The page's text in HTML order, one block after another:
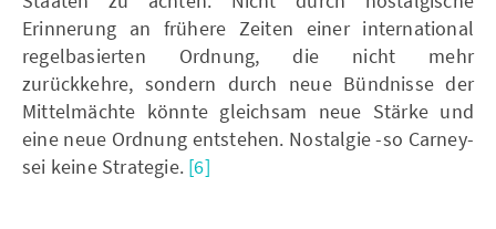
Erinnerung an frühere Zeiten einer international
regelbasierten Ordnung, die nicht mehr
zurückkehre, sondern durch neue Bündnisse der
Mittelmächte könnte gleichsam neue Stärke und
eine neue Ordnung entstehen. Nostalgie -so Carney-
sei keine Strategie. [6]